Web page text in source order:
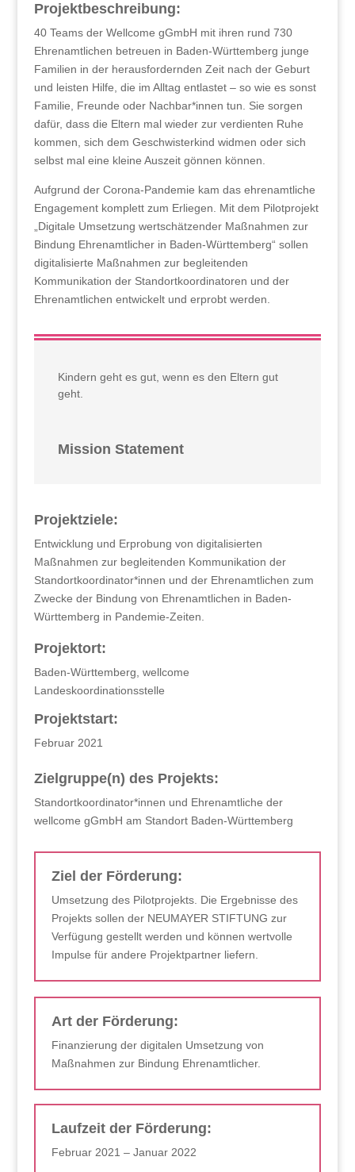
Projektbeschreibung:
40 Teams der Wellcome gGmbH mit ihren rund 730
Ehrenamtlichen betreuen in Baden-Württemberg junge
Familien in der herausfordernden Zeit nach der Geburt
und leisten Hilfe, die im Alltag entlastet – so wie es sonst
Familie, Freunde oder Nachbar*innen tun. Sie sorgen
dafür, dass die Eltern mal wieder zur verdienten Ruhe
kommen, sich dem Geschwisterkind widmen oder sich
selbst mal eine kleine Auszeit gönnen können.
Aufgrund der Corona-Pandemie kam das ehrenamtliche
Engagement komplett zum Erliegen. Mit dem Pilotprojekt
„Digitale Umsetzung wertschätzender Maßnahmen zur
Bindung Ehrenamtlicher in Baden-Württemberg“ sollen
digitalisierte Maßnahmen zur begleitenden
Kommunikation der Standortkoordinatoren und der
Ehrenamtlichen entwickelt und erprobt werden.
Kindern geht es gut, wenn es den Eltern gut
geht.
Mission Statement
Projektziele:
Entwicklung und Erprobung von digitalisierten
Maßnahmen zur begleitenden Kommunikation der
Standortkoordinator*innen und der Ehrenamtlichen zum
Zwecke der Bindung von Ehrenamtlichen in Baden-
Württemberg in Pandemie-Zeiten.
Projektort:
Baden-Württemberg, wellcome
Landeskoordinationsstelle
Projektstart:
Februar 2021
Zielgruppe(n) des Projekts:
Standortkoordinator*innen und Ehrenamtliche der
wellcome gGmbH am Standort Baden-Württemberg
Ziel der Förderung:
Umsetzung des Pilotprojekts. Die Ergebnisse des
Projekts sollen der NEUMAYER STIFTUNG zur
Verfügung gestellt werden und können wertvolle
Impulse für andere Projektpartner liefern.
Art der Förderung:
Finanzierung der digitalen Umsetzung von
Maßnahmen zur Bindung Ehrenamtlicher.
Laufzeit der Förderung:
Februar 2021 – Januar 2022